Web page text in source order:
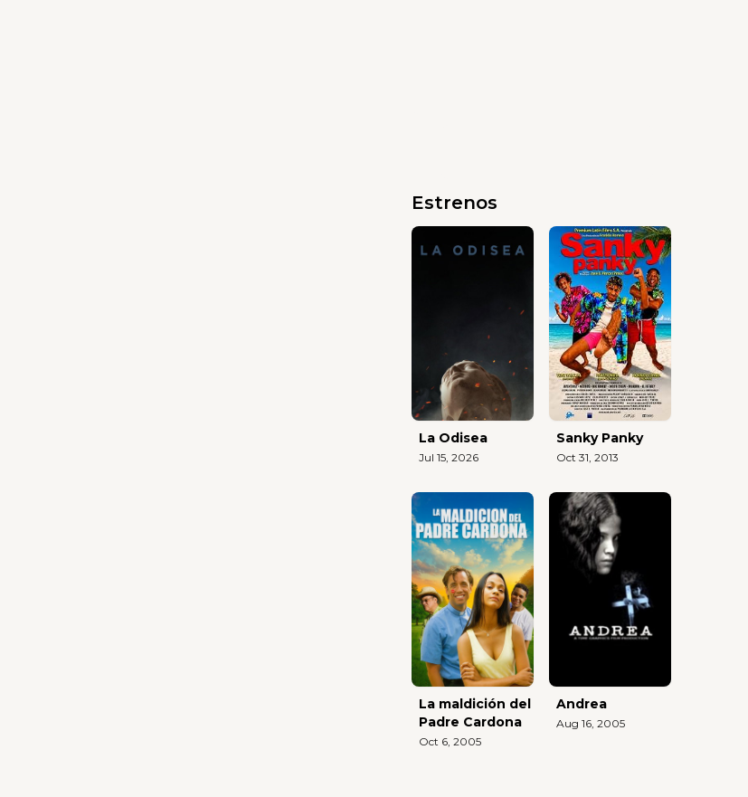
Estrenos
La Odisea
Jul 15, 2026
Sanky Panky
Oct 31, 2013
La maldición del
Padre Cardona
Oct 6, 2005
Andrea
Aug 16, 2005